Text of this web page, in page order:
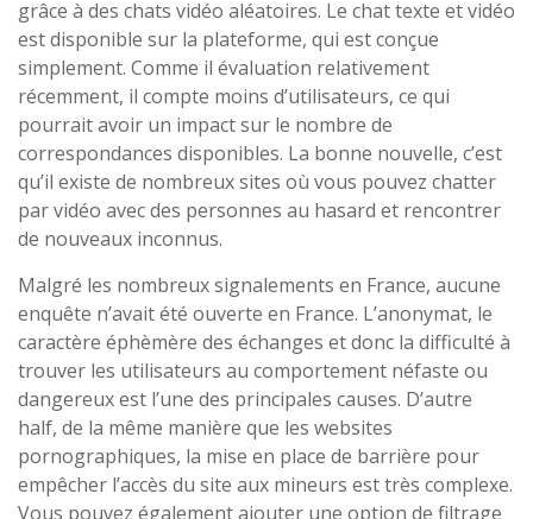
grâce à des chats vidéo aléatoires. Le chat texte et vidéo
est disponible sur la plateforme, qui est conçue
simplement. Comme il évaluation relativement
récemment, il compte moins d’utilisateurs, ce qui
pourrait avoir un impact sur le nombre de
correspondances disponibles. La bonne nouvelle, c’est
qu’il existe de nombreux sites où vous pouvez chatter
par vidéo avec des personnes au hasard et rencontrer
de nouveaux inconnus.
Malgré les nombreux signalements en France, aucune
enquête n’avait été ouverte en France. L’anonymat, le
caractère éphèmère des échanges et donc la difficulté à
trouver les utilisateurs au comportement néfaste ou
dangereux est l’une des principales causes. D’autre
half, de la même manière que les websites
pornographiques, la mise en place de barrière pour
empêcher l’accès du site aux mineurs est très complexe.
Vous pouvez également ajouter une option de filtrage